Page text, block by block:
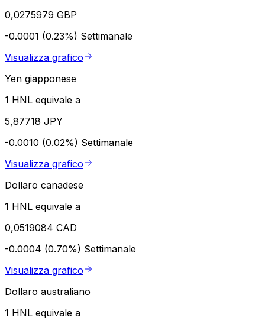
0,0275979 GBP
-0.0001 (0.23%) Settimanale
Visualizza grafico
Yen giapponese
1 HNL equivale a
5,87718 JPY
-0.0010 (0.02%) Settimanale
Visualizza grafico
Dollaro canadese
1 HNL equivale a
0,0519084 CAD
-0.0004 (0.70%) Settimanale
Visualizza grafico
Dollaro australiano
1 HNL equivale a